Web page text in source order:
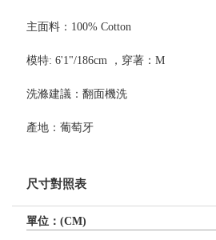
主面料：100% Cotton
模特: 6'1"/186cm ，穿著：M
洗滌建議：翻面機洗
產地：葡萄牙
尺寸對照表
單位：(CM)